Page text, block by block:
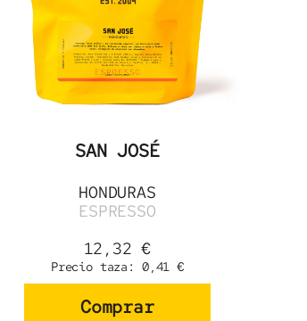
SAN JOSÉ
HONDURAS
ESPRESSO
12,32€
Precio taza: 0,41€
Comprar